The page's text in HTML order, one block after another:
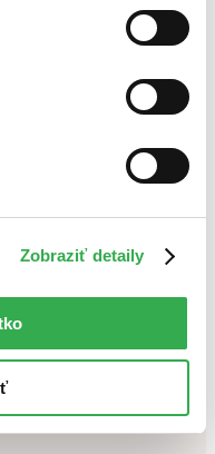
Zobraziť detaily
podmienkam.